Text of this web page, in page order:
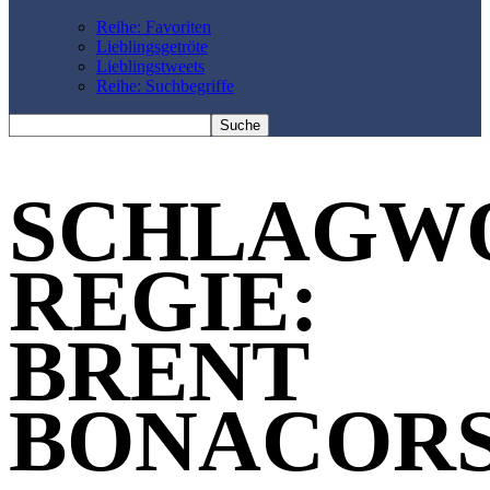
Reihe: Favoriten
Lieblingsgetröte
Lieblingstweets
Reihe: Suchbegriffe
REGIE:
BRENT